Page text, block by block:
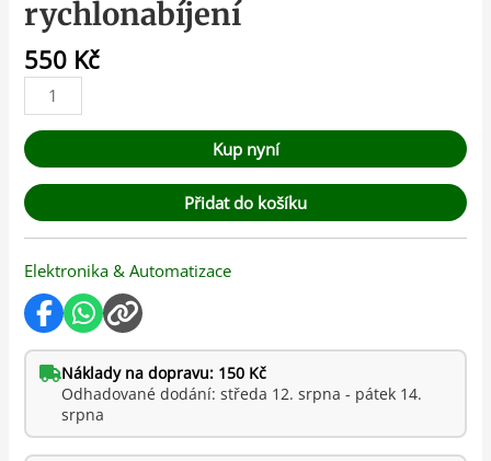
rychlonabíjení
550 Kč
Kup nyní
Přidat do košíku
Elektronika & Automatizace
Náklady na dopravu: 150 Kč
Odhadované dodání: středa 12. srpna - pátek 14.
srpna